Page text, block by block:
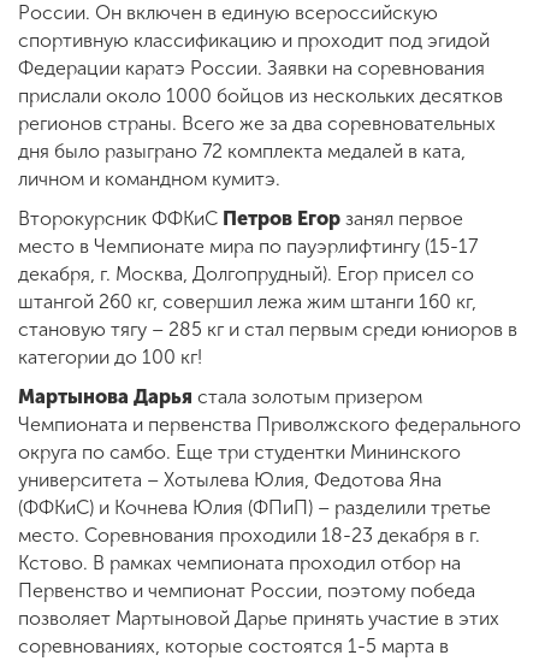
России. Он включен в единую всероссийскую
спортивную классификацию и проходит под эгидой
Федерации каратэ России. Заявки на соревнования
прислали около 1000 бойцов из нескольких десятков
регионов страны. Всего же за два соревновательных
дня было разыграно 72 комплекта медалей в ката,
личном и командном кумитэ.
Второкурсник ФФКиС Петров Егор занял первое
место в Чемпионате мира по пауэрлифтингу (15-17
декабря, г. Москва, Долгопрудный). Егор присел со
штангой 260 кг, совершил лежа жим штанги 160 кг,
становую тягу – 285 кг и стал первым среди юниоров в
категории до 100 кг!
Мартынова Дарья стала золотым призером
Чемпионата и первенства Приволжского федерального
округа по самбо. Еще три студентки Мининского
университета – Хотылева Юлия, Федотова Яна
(ФФКиС) и Кочнева Юлия (ФПиП) – разделили третье
место. Соревнования проходили 18-23 декабря в г.
Кстово. В рамках чемпионата проходил отбор на
Первенство и чемпионат России, поэтому победа
позволяет Мартыновой Дарье принять участие в этих
соревнованиях, которые состоятся 1-5 марта в